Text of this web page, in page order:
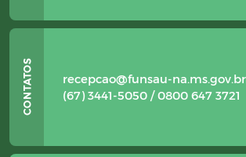
recepcao@funsau-
(67) 3441-5050 / 0800 647 3721